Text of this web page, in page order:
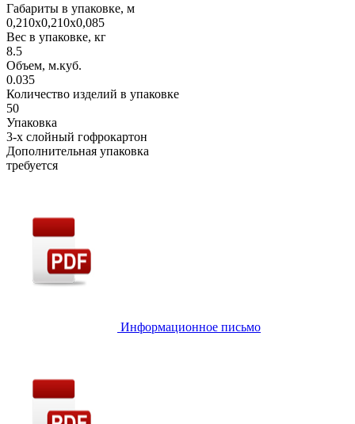
Габариты в упаковке, м
0,210х0,210х0,085
Вес в упаковке, кг
8.5
Объем, м.куб.
0.035
Количество изделий в упаковке
50
Упаковка
3-х слойный гофрокартон
Дополнительная упаковка
требуется
Информационное письмо